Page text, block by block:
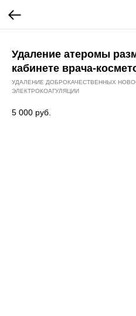
Удаление атеромы
кабинете врача-
УДАЛЕНИЕ ДОБРОКАЧЕСТВЕННЫХ
ЭЛЕКТРОКОАГУЛЯЦИИ
5 000 руб.